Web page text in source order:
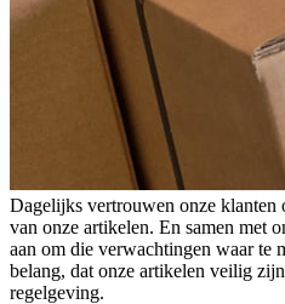
Dagelijks vertrouwen onze klanten
van onze artikelen. En samen met
aan om die verwachtingen waar te
belang, dat onze artikelen veilig
regelgeving.